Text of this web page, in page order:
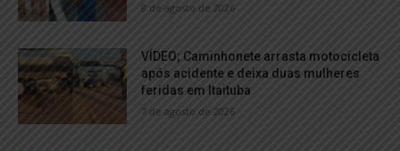
8 de agosto de 2026
VÍDEO; Caminhonete arrasta motocicleta
após acidente e deixa duas mulheres
feridas em Itaituba
7 de agosto de 2026